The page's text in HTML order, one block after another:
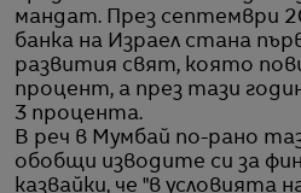
мандат. През септември
банка на Израел стана
развития свят, която
процент, а през тази
3 процента.
В реч в Мумбай по-рано
обобщи изводите си за
казвайки, че "в условията